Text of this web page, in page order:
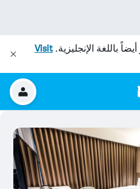
باللغة الإنجليزية.Visit